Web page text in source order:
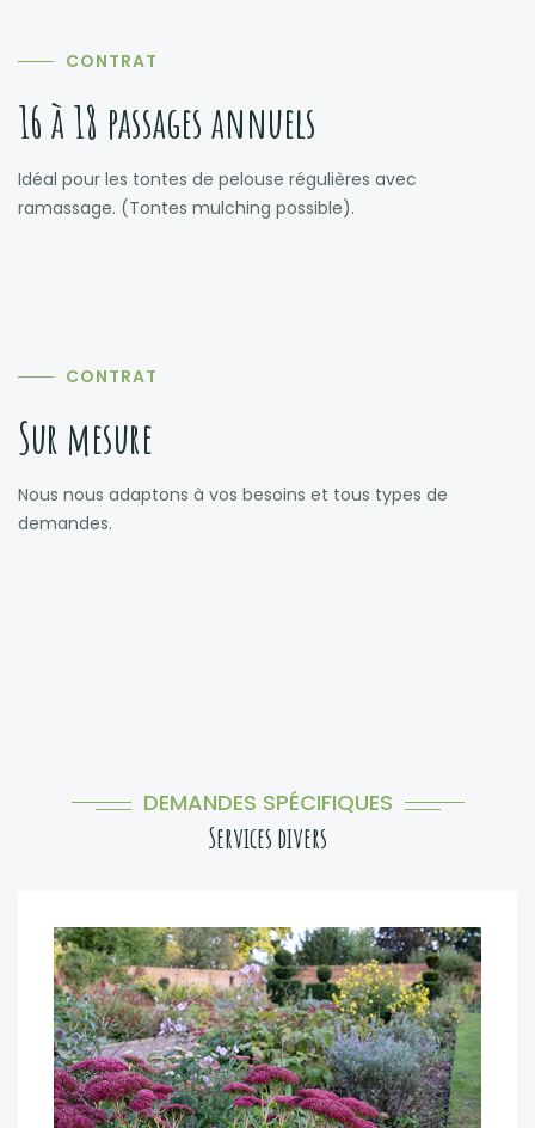
CONTRAT
16 à 18 passages annuels
Idéal pour les tontes de pelouse régulières avec
ramassage. (Tontes mulching possible).
CONTRAT
Sur mesure
Nous nous adaptons à vos besoins et tous types de
demandes.
DEMANDES SPÉCIFIQUES
Services divers